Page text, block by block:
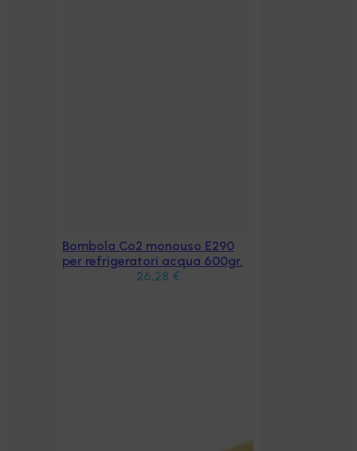
Aggiungi al carrello
Bombola Co2 monouso E290
per refrigeratori acqua 600gr.
26,28 €